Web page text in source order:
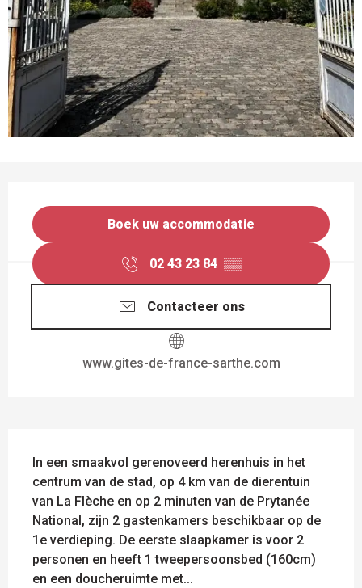
Boek uw accommodatie
02 43 23 84 ▒▒
Contacteer ons
www.gites-de-france-sarthe.com
In een smaakvol gerenoveerd herenhuis in het
centrum van de stad, op 4 km van de dierentuin
van La Flèche en op 2 minuten van de Prytanée
National, zijn 2 gastenkamers beschikbaar op de
1e verdieping. De eerste slaapkamer is voor 2
personen en heeft 1 tweepersoonsbed (160cm)
en een doucheruimte met...